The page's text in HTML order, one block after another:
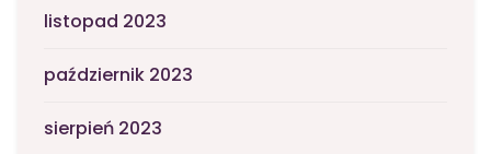
listopad 2023
październik 2023
sierpień 2023